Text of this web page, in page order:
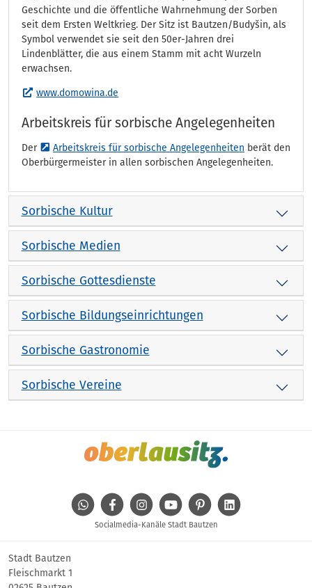
Geschichte und die öffentliche Wahrnehmung der Sorben
seit dem Ersten Weltkrieg. Der Sitz ist Bautzen/Budyšin, als
Symbol verwendet sie seit den 50er-Jahren drei
Lindenblätter, die aus einem Stamm mit acht Wurzeln
erwachsen.
www.domowina.de
Arbeitskreis für sorbische Angelegenheiten
Der Arbeitskreis für sorbische Angelegenheiten berät den
Oberbürgermeister in allen sorbischen Angelegenheiten.
Sorbische Kultur
Sorbische Medien
Sorbische Gottesdienste
Sorbische Bildungseinrichtungen
Sorbische Gastronomie
Sorbische Vereine
WhatsAppFacebookInstagramYoutube Pinterest
Socialmedia-Kanäle Stadt Bautzen
Stadt Bautzen
Fleischmarkt 1